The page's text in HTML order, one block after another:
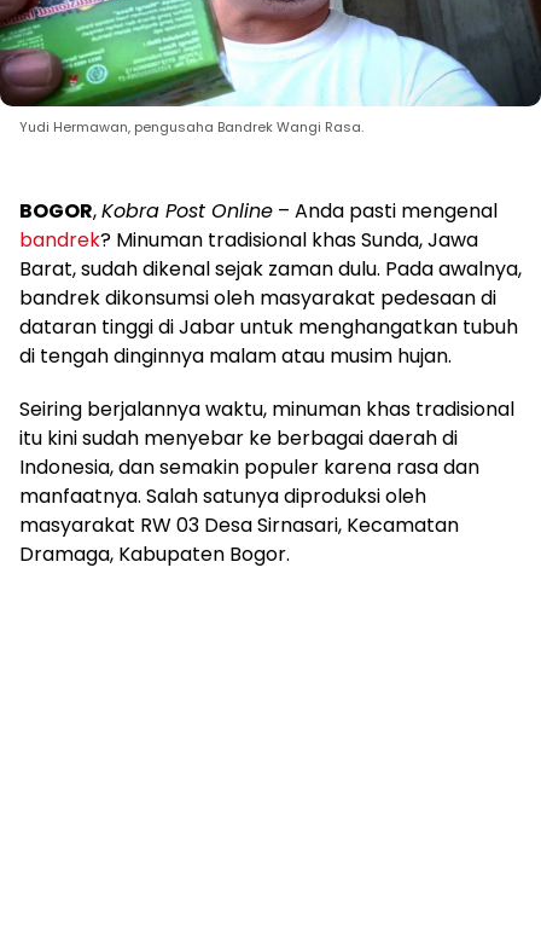
Yudi Hermawan, pengusaha Bandrek Wangi Rasa.
BOGOR,Kobra Post Online – Anda pasti mengenal
bandrek? Minuman tradisional khas Sunda, Jawa
Barat, sudah dikenal sejak zaman dulu. Pada awalnya,
bandrek dikonsumsi oleh masyarakat pedesaan di
dataran tinggi di Jabar untuk menghangatkan tubuh
di tengah dinginnya malam atau musim hujan.
Seiring berjalannya waktu, minuman khas tradisional
itu kini sudah menyebar ke berbagai daerah di
Indonesia, dan semakin populer karena rasa dan
manfaatnya. Salah satunya diproduksi oleh
masyarakat RW 03 Desa Sirnasari, Kecamatan
Dramaga, Kabupaten Bogor.